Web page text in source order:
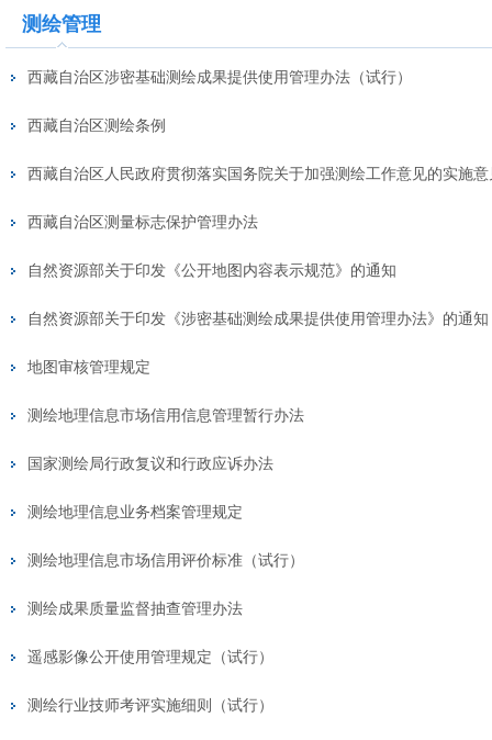
测绘管理
西藏自治区涉密基础测绘成果提供使用管理办法（试行）
西藏自治区测绘条例
西藏自治区人民政府贯彻落实国务院关于加强测绘工作意见的实施意
西藏自治区测量标志保护管理办法
自然资源部关于印发《公开地图内容表示规范》的通知
自然资源部关于印发《涉密基础测绘成果提供使用管理办法》的通知
地图审核管理规定
测绘地理信息市场信用信息管理暂行办法
国家测绘局行政复议和行政应诉办法
测绘地理信息业务档案管理规定
测绘地理信息市场信用评价标准（试行）
测绘成果质量监督抽查管理办法
遥感影像公开使用管理规定（试行）
测绘行业技师考评实施细则（试行）